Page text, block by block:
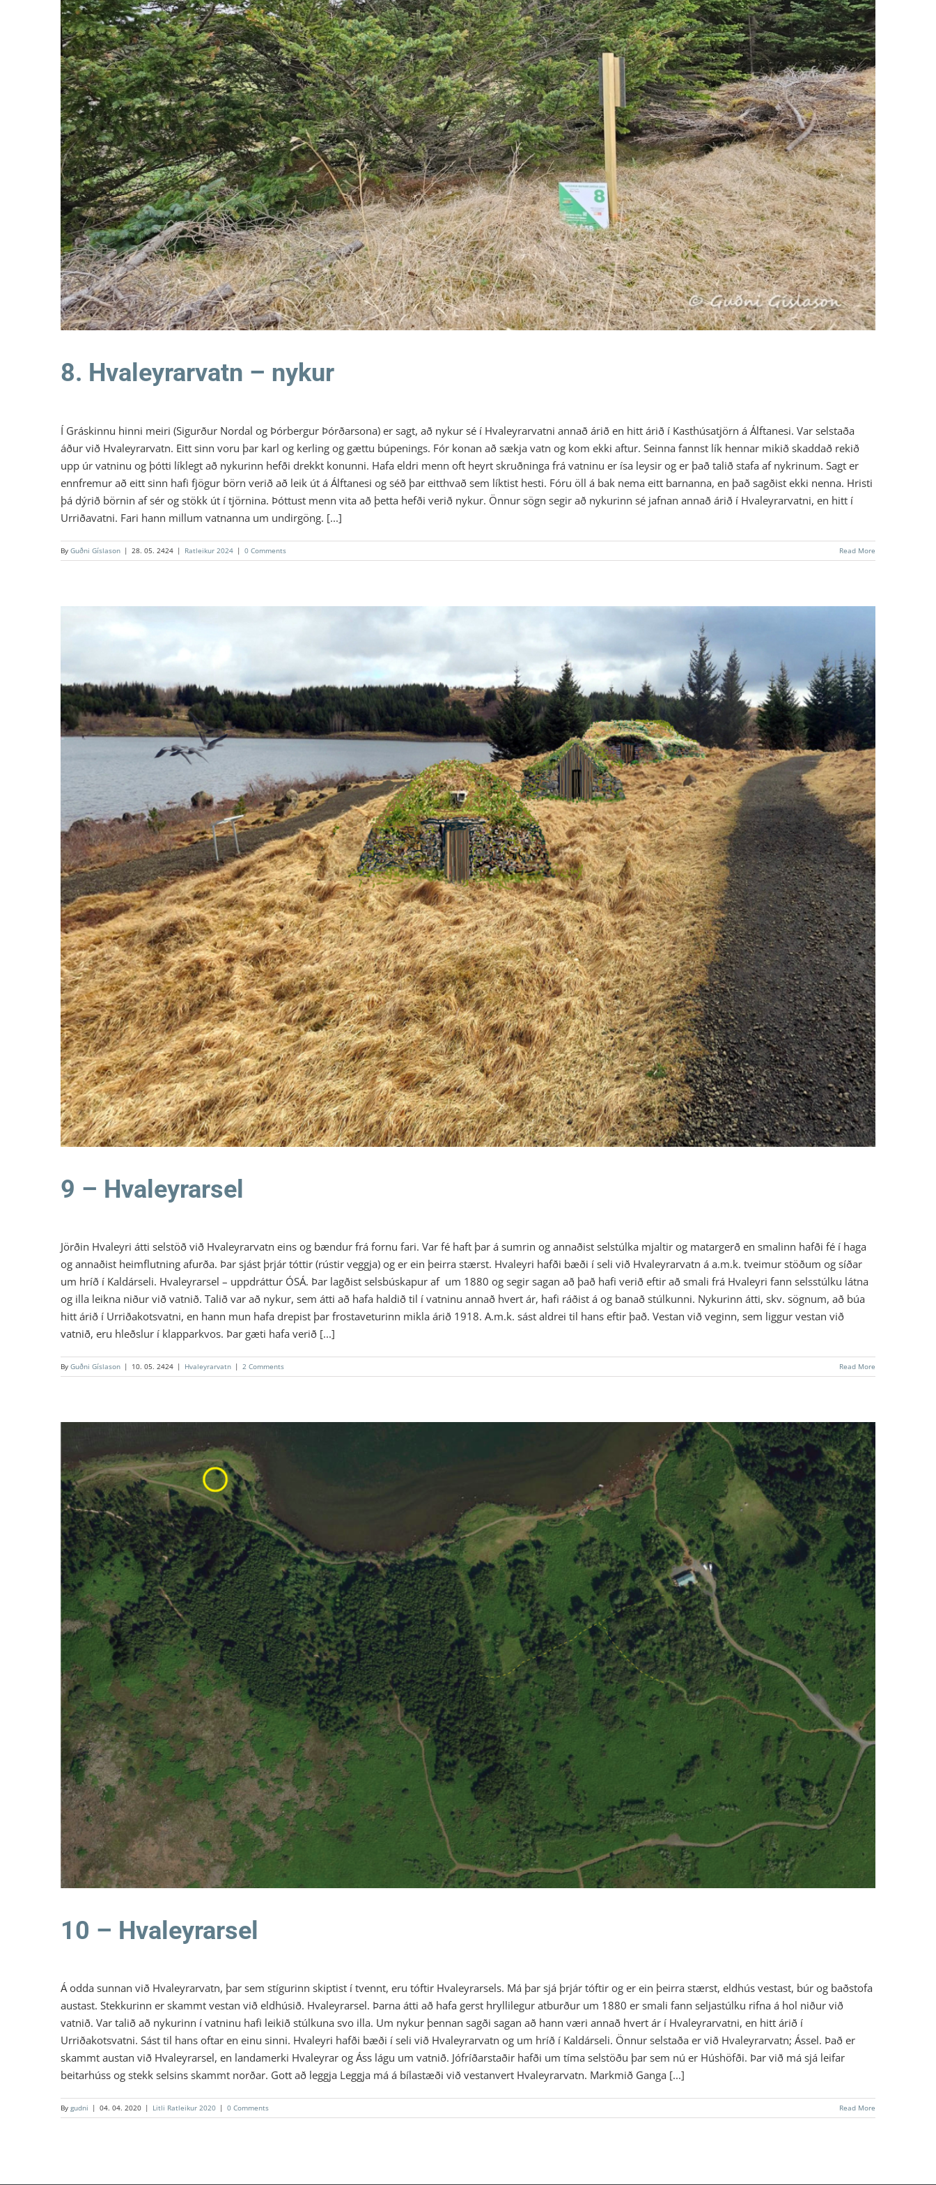
8. Hvaleyrarvatn – nykur
Ratleikur 2024
8. Hvaleyrarvatn – nykur
Í Gráskinnu hinni meiri (Sigurður Nordal og Þórbergur Þórðarsona) er sagt, að nykur sé í Hvaleyrarvatni annað árið en hitt árið í Kasthúsatjörn á Álftanesi. Var selstaða
áður við Hvaleyrarvatn. Eitt sinn voru þar karl og kerling og gættu búpenings. Fór konan að sækja vatn og kom ekki aftur. Seinna fannst lík hennar mikið skaddað rekið
upp úr vatninu og þótti líklegt að nykurinn hefði drekkt konunni. Hafa eldri menn oft heyrt skruðninga frá vatninu er ísa leysir og er það talið stafa af nykrinum. Sagt er
ennfremur að eitt sinn hafi fjögur börn verið að leik út á Álftanesi og séð þar eitthvað sem líktist hesti. Fóru öll á bak nema eitt barnanna, en það sagðist ekki nenna. Hristi
þá dýrið börnin af sér og stökk út í tjörnina. Þóttust menn vita að þetta hefði verið nykur. Önnur sögn segir að nykurinn sé jafnan annað árið í Hvaleyrarvatni, en hitt í
Urriðavatni. Fari hann millum vatnanna um undirgöng. [...]
By Guðni Gíslason | 28. 05. 2424 | Ratleikur 2024 | 0 Comments Read More
9 – Hvaleyrarsel
Hvaleyrarvatn
9 – Hvaleyrarsel
Jörðin Hvaleyri átti selstöð við Hvaleyrarvatn eins og bændur frá fornu fari. Var fé haft þar á sumrin og annaðist selstúlka mjaltir og matargerð en smalinn hafði fé í haga
og annaðist heimflutning afurða. Þar sjást þrjár tóttir (rústir veggja) og er ein þeirra stærst. Hvaleyri hafði bæði í seli við Hvaleyrarvatn á a.m.k. tveimur stöðum og síðar
um hríð í Kaldárseli. Hvaleyrarsel – uppdráttur ÓSÁ. Þar lagðist selsbúskapur af um 1880 og segir sagan að það hafi verið eftir að smali frá Hvaleyri fann selsstúlku látna
og illa leikna niður við vatnið. Talið var að nykur, sem átti að hafa haldið til í vatninu annað hvert ár, hafi ráðist á og banað stúlkunni. Nykurinn átti, skv. sögnum, að búa
hitt árið í Urriðakotsvatni, en hann mun hafa drepist þar frostaveturinn mikla árið 1918. A.m.k. sást aldrei til hans eftir það. Vestan við veginn, sem liggur vestan við
vatnið, eru hleðslur í klapparkvos. Þar gæti hafa verið [...]
By Guðni Gíslason | 10. 05. 2424 | Hvaleyrarvatn | 2 Comments Read More
10 – Hvaleyrarsel
Litli Ratleikur 2020
10 – Hvaleyrarsel
Á odda sunnan við Hvaleyrarvatn, þar sem stígurinn skiptist í tvennt, eru tóftir Hvaleyrarsels. Má þar sjá þrjár tóftir og er ein þeirra stærst, eldhús vestast, búr og baðstofa
austast. Stekkurinn er skammt vestan við eldhúsið. Hvaleyrarsel. Þarna átti að hafa gerst hryllilegur atburður um 1880 er smali fann seljastúlku rifna á hol niður við
vatnið. Var talið að nykurinn í vatninu hafi leikið stúlkuna svo illa. Um nykur þennan sagði sagan að hann væri annað hvert ár í Hvaleyrarvatni, en hitt árið í
Urriðakotsvatni. Sást til hans oftar en einu sinni. Hvaleyri hafði bæði í seli við Hvaleyrarvatn og um hríð í Kaldárseli. Önnur selstaða er við Hvaleyrarvatn; Ássel. Það er
skammt austan við Hvaleyrarsel, en landamerki Hvaleyrar og Áss lágu um vatnið. Jófríðarstaðir hafði um tíma selstöðu þar sem nú er Húshöfði. Þar við má sjá leifar
beitarhúss og stekk selsins skammt norðar. Gott að leggja Leggja má á bílastæði við vestanvert Hvaleyrarvatn. Markmið Ganga [...]
By gudni | 04. 04. 2020 | Litli Ratleikur 2020 | 0 Comments Read More